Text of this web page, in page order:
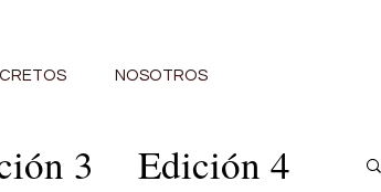
NOSOTROS
3
Edición 4